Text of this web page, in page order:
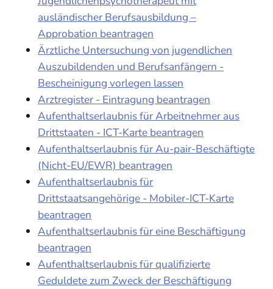
ausländischer Berufsausbildung –
Approbation beantragen
Ärztliche Untersuchung von jugendlichen
Auszubildenden und Berufsanfängern -
Bescheinigung vorlegen lassen
Arztregister - Eintragung beantragen
Aufenthaltserlaubnis für Arbeitnehmer aus
Drittstaaten - ICT-Karte beantragen
Aufenthaltserlaubnis für Au-pair-Beschäftigte
(Nicht-EU/EWR) beantragen
Aufenthaltserlaubnis für
Drittstaatsangehörige - Mobiler-ICT-Karte
beantragen
Aufenthaltserlaubnis für eine Beschäftigung
beantragen
Aufenthaltserlaubnis für qualifizierte
Geduldete zum Zweck der Beschäftigung